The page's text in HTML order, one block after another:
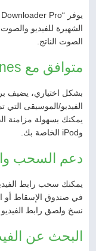
الشهيرة للفيديو
الصوت الناتج.
متوافق مع iTunes:
وiPod الخاصة بك.
دعم السحب
يمكنك سحب رابط
في صندوق الإسقاط أو
نسخ ولصق رابط الفيديو
البحث عن